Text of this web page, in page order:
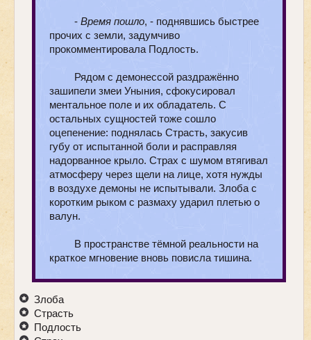
-Время пошло, - поднявшись быстрее
прочих с земли, задумчиво
прокомментировала Подлость.
Рядом с демонессой раздражённо
зашипели змеи Уныния, сфокусировал
ментальное поле и их обладатель. С
остальных сущностей тоже сошло
оцепенение: поднялась Страсть, закусив
губу от испытанной боли и расправляя
надорванное крыло. Страх с шумом втягивал
атмосферу через щели на лице, хотя нужды
в воздухе демоны не испытывали. Злоба с
коротким рыком с размаху ударил плетью о
валун.
В пространстве тёмной реальности на
краткое мгновение вновь повисла тишина.
Злоба
Страсть
Подлость